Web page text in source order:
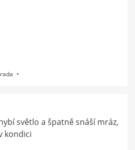
světlo a špatně snáší mráz,
kondici